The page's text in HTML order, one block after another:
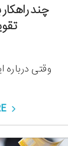
چند
وقتی